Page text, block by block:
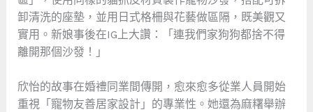
卸清洗的座墊，並用日式格柵與花藝做區隔，既美觀又
實用。新娘事後在IG上大讚：「連我們家狗狗都捨不得
離開那個沙發！」
欣怡的故事在婚禮同業間傳開，愈來愈多從業人員開始
重視「寵物友善居家設計」的專業性。她還為麻糬舉辦